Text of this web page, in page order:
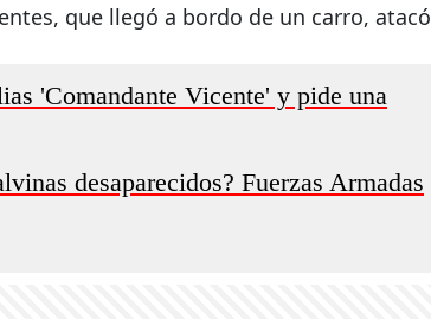
que llegó a bordo de un carro, atacó
'Comandante Vicente' y pide una
desaparecidos? Fuerzas Armadas